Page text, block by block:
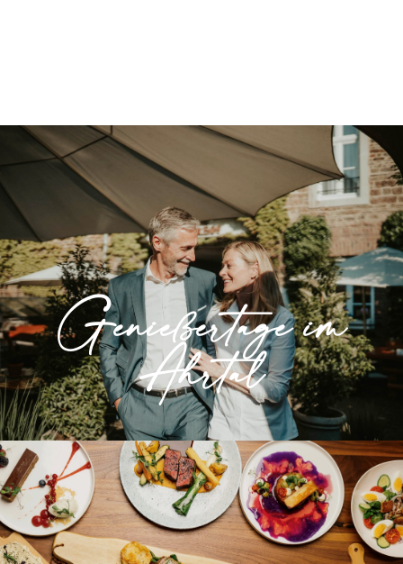
Genießertage im
Ahrtal
Genießertage im
Ahrtal
Unseren Klassiker genießen im schönen
Ahrtal.
» Mehr erfahren
Kulinarik